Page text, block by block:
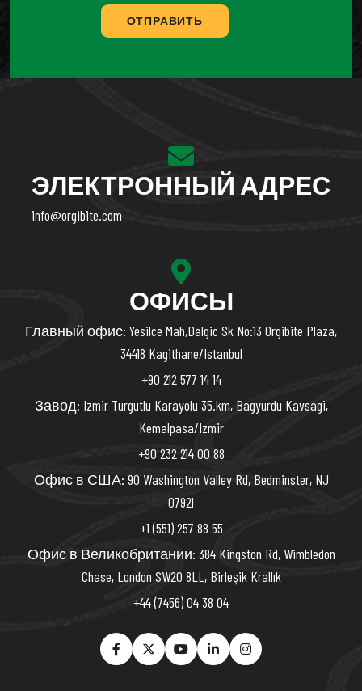
ОТПРАВИТЬ
ЭЛЕКТРОННЫЙ АДРЕС
info@orgibite.com
ОФИСЫ
Главный офис: Yesilce Mah,Dalgic Sk No:13 Orgibite Plaza,
34418 Kagithane/Istanbul
+90 212 577 14 14
Завод: Izmir Turgutlu Karayolu 35.km, Bagyurdu Kavsagi,
Kemalpasa/Izmir
+90 232 214 00 88
Офис в США: 90 Washington Valley Rd, Bedminster, NJ
07921
+1 (551) 257 88 55
Офис в Великобритании: 384 Kingston Rd, Wimbledon
Chase, London SW20 8LL, Birleşik Krallık
+44 (7456) 04 38 04